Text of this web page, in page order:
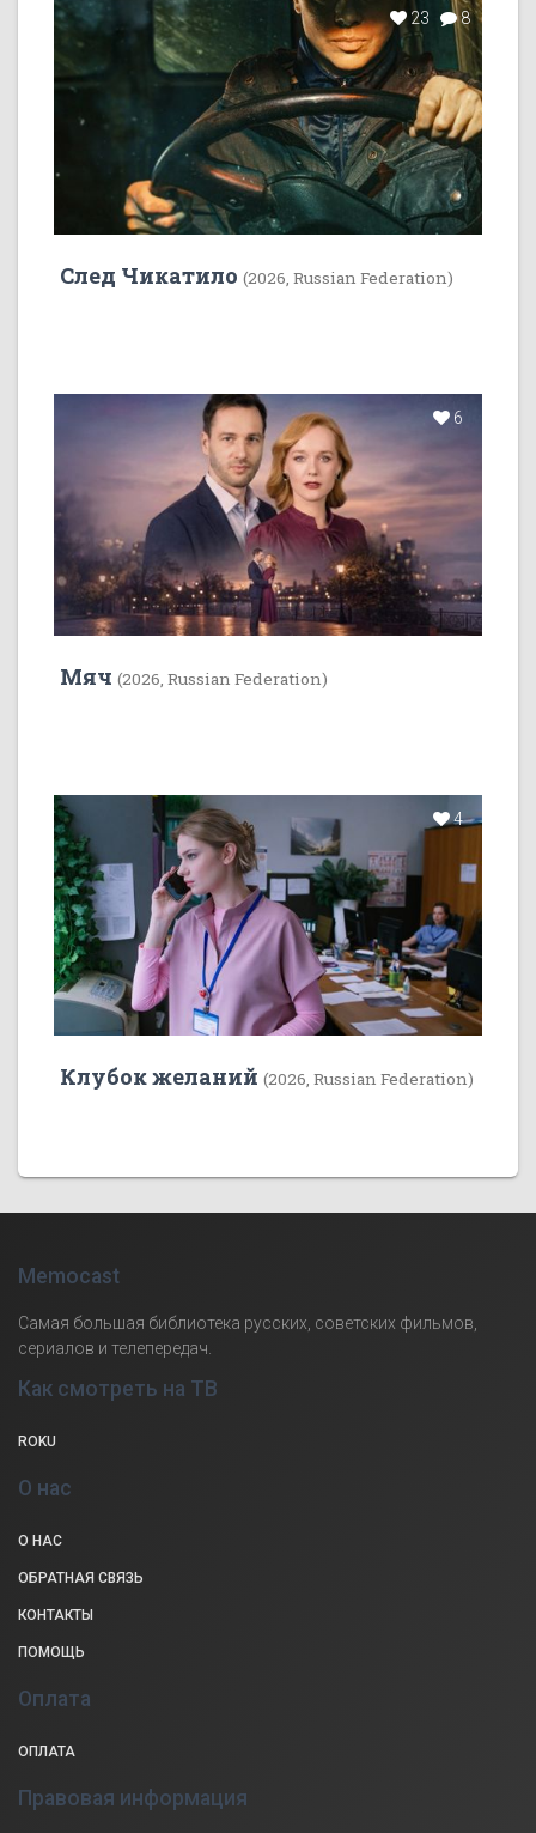
23 8
След Чикатило (2026, Russian Federation)
6
Мяч (2026, Russian Federation)
4
Клубок желаний (2026, Russian Federation)
Memocast
Самая большая библиотека русских, советских фильмов,
сериалов и телепередач.
Как смотреть на ТВ
ROKU
О нас
О НАС
ОБРАТНАЯ СВЯЗЬ
КОНТАКТЫ
ПОМОЩЬ
Оплата
ОПЛАТА
Правовая информация